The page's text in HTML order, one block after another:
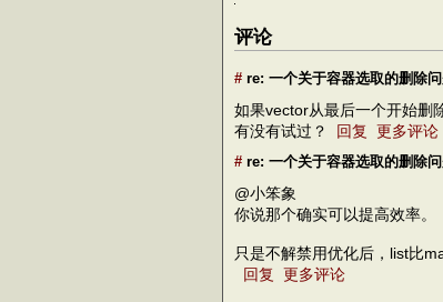
评论
# re: 一个关于容器选取的删除问
如果vector从最后一个开始删
有没有试过？ 回复 更多评论
# re: 一个关于容器选取的删除问
@小笨象
你说那个确实可以提高效率。
只是不解禁用优化后，list比
回复
更多评论